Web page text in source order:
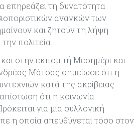
επηρεάζει τη δυνατότητα
αναγκών των
και ζητούν τη λήψη
πολιτεία.
στην εκπομπή Μεσημέρι και
Μάτσας σημείωσε ότι η
κατά της ακρίβειας
ότι η κοινωνία
για μια συλλογική
η οποία απευθύνεται τόσο στον